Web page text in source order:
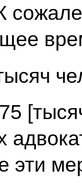
75
эти